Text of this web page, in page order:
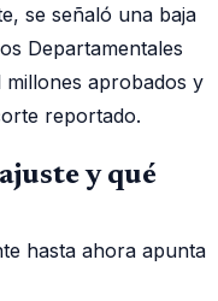
se señaló una baja
Departamentales
millones aprobados y
reportado.
y qué
hasta ahora apunta